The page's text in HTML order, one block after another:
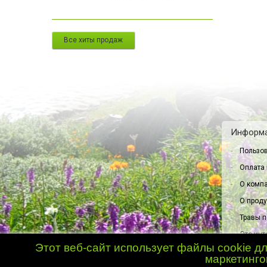
Все хиты продаж
Оплата
О
О
Травы
Это
Этот веб-сайт использует файлы cookie